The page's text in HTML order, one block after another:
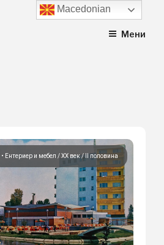
Мени
• Ентериер и мебел ХХ век / II половина
Macedonian